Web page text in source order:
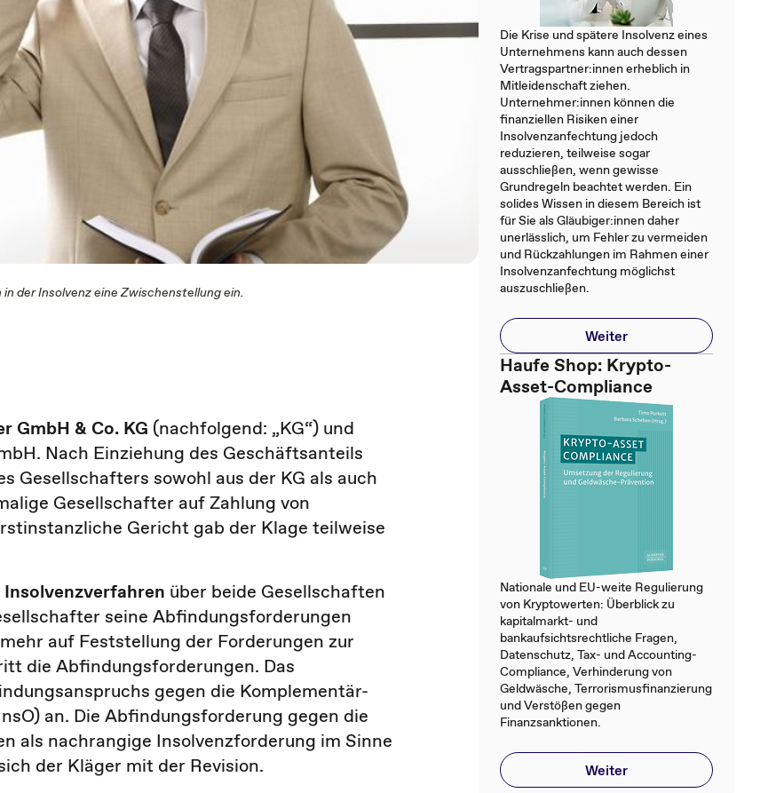
der Insolvenz eine Zwischenstellung ein.
GmbH & Co. KG (nachfolgend: „KG“) und
Nach Einziehung des Geschäftsanteils
Gesellschafters sowohl aus der KG als auch
Gesellschafter auf Zahlung von
Gericht gab der Klage teilweise
Insolvenzverfahren über beide Gesellschaften
seine Abfindungsforderungen
auf Feststellung der Forderungen zur
die Abfindungsforderungen. Das
gegen die Komplementär-
an. Die Abfindungsforderung gegen die
als nachrangige Insolvenzforderung im Sinne
der Kläger mit der Revision.
Die Krise und spätere Insolvenz eines
Unternehmens kann auch dessen
Vertragspartner:innen erheblich in
Mitleidenschaft ziehen.
Unternehmer:innen können die
finanziellen Risiken einer
Insolvenzanfechtung jedoch
reduzieren, teilweise sogar
ausschließen, wenn gewisse
Grundregeln beachtet werden. Ein
solides Wissen in diesem Bereich ist
für Sie als Gläubiger:innen daher
unerlässlich, um Fehler zu vermeiden
und Rückzahlungen im Rahmen einer
Insolvenzanfechtung möglichst
auszuschließen.
Weiter
Haufe Shop: Krypto-
Asset-Compliance
Nationale und EU-weite Regulierung
von Kryptowerten: Überblick zu
kapitalmarkt- und
bankaufsichtsrechtliche Fragen,
Datenschutz, Tax- und Accounting-
Compliance, Verhinderung von
Geldwäsche, Terrorismusfinanzierung
und Verstößen gegen
Finanzsanktionen​.​
Weiter